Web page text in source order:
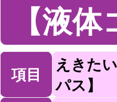
【液
項目
えきた
パス】